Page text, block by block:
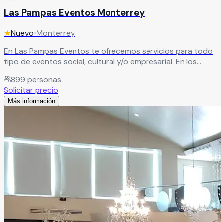
Las Pampas Eventos Monterrey
★Nuevo•Monterrey
En Las Pampas Eventos te ofrecemos servicios para todo
tipo de eventos social, cultural y/o empresarial. En los
todo un acontecimiento.
899 personas
Solicitar precio
Más información